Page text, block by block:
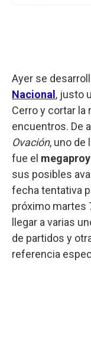
Ayer se
Nacional , justo
Cerro y cortar la
encuentros. De
Ovación, uno de
fue el
sus posibles
fecha tentativa
próximo martes
llegar a varias
de partidos y
referencia